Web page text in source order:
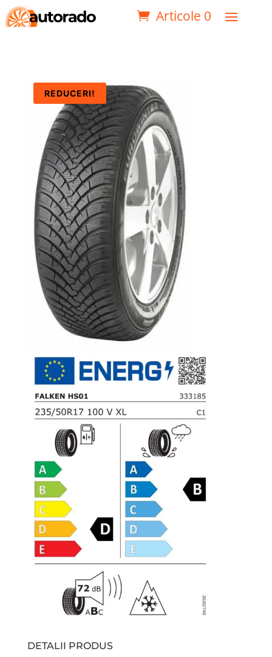
Articole 0
REDUCERI!
DETALII PRODUS